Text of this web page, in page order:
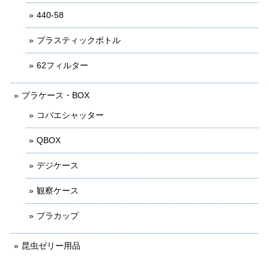
440-58
プラスティックボトル
62フィルター
プラケース・BOX
コバエシャッター
QBOX
デジケース
観察ケース
プラカップ
昆虫ゼリー用品